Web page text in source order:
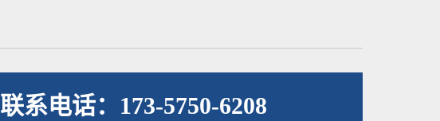
联系电话：173-5750-6208